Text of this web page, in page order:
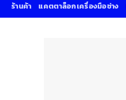
ร้านค้า แคตตาล็อกเครื่องมือช่าง